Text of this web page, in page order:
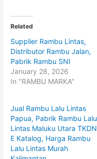
t
o
s
h
a
r
e
o
T
w
i
r
(
O
p
e
n
s
i
n
h
a
r
e
o
n
F
a
c
o
k
(
O
p
e
n
s
Related
Supplier Rambu Lintas,
Distributor Rambu Jalan,
Pabrik Rambu SNI
January 28, 2026
In "RAMBU MARKA"
Jual Rambu Lalu Lintas
Papua, Pabrik Rambu Lalu
Lintas Maluku Utara TKDN
E Katalog, Harga Rambu
Lalu Lintas Murah